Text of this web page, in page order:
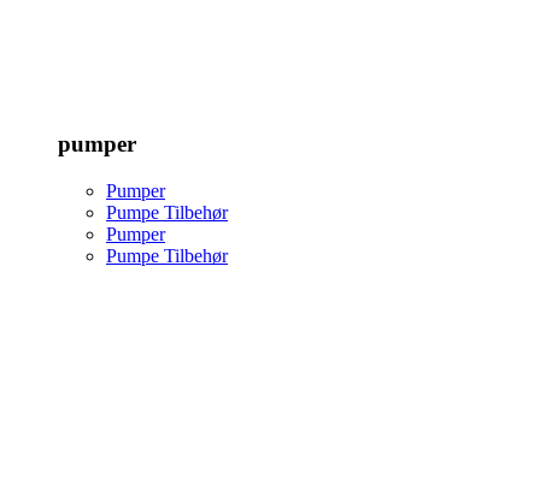
pumper
Pumper
Pumpe Tilbehør
Pumper
Pumpe Tilbehør